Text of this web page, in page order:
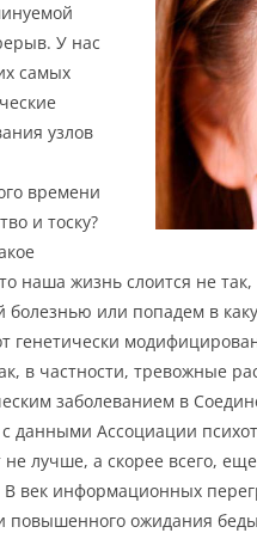
У нас
самых
узлов
времени
и тоску?
наша жизнь слоится не
болезнью или попадем в
генетически
в частности, тревожные
заболеванием в
данными Ассоциации
не лучше, а скорее всего,
век информационных
повышенного ожидания